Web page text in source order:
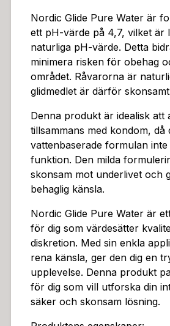
ft, vilket minimerar risken för
kontroll över din känsla. Med
du en drygt glid som är lätt att
kladdar. Denna konsistens är
h en smidig rörelse, vilket är
ande och njutning.Nordic Glide
turliga pH-värde. Detta bidrar till
ör obehag och irritation i
rliga och glidmedlet är därför
t. Denna skonsamhet är
ygg och behaglig miljö, där fokus
h avslappning. Glidmedlet bidrar
g känsla, vilket ökar den totala
Denna produkt är idealisk att
d kondom, då den
rkar dess funktion. Den milda
skonsam mot underlivet och ger
känsla. Kombinationen av Nordic
h en kondom ger en kombination
Nordic Glide Pure Water är
ett pH-värde på 4,7, vilket är
naturliga pH-värde. Detta
minimera risken för obehag
området. Råvarorna är
glidmedlet är därför
Denna produkt är idealisk att
tillsammans med kondom, då
vattenbaserade formulan
funktion. Den milda
skonsam mot underlivet och
behaglig känsla.
Nordic Glide Pure Water är
för dig som värdesätter
diskretion. Med sin enkla
rena känsla, ger den dig en
upplevelse. Denna produkt
för dig som vill utforska din
säker och skonsam lösning.